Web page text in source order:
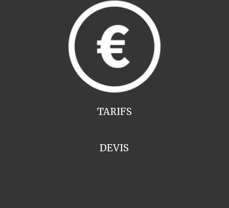
TARIFS
DEVIS